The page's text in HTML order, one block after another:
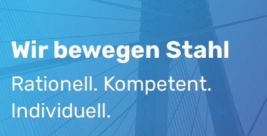
Wir bewegen Stahl
Rationell. Kompetent.
Individuell.